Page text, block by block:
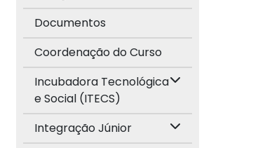
Documentos
Coordenação do Curso
Incubadora Tecnológica
e Social (ITECS)
Integração Júnior